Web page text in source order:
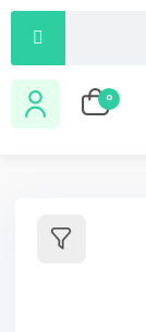
0